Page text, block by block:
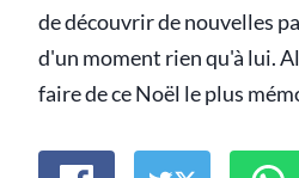
de découvrir de nouvelles
d'un moment rien qu'à lui.
faire de ce Noël le plus